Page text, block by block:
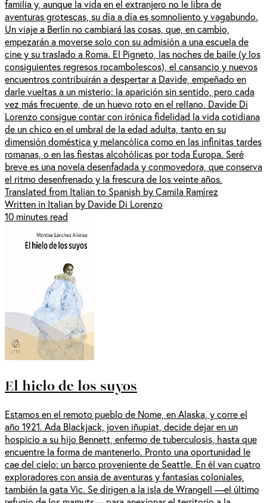
familia y, aunque la vida en el extranjero no le libra de
aventuras grotescas, su día a día es somnoliento y vagabundo.
Un viaje a Berlín no cambiará las cosas, que, en cambio,
empezarán a moverse solo con su admisión a una escuela de
cine y su traslado a Roma. El Pigneto, las noches de baile (y los
consiguientes regresos rocambolescos), el cansancio y nuevos
encuentros contribuirán a despertar a Davide, empeñado en
darle vueltas a un misterio: la aparición sin sentido, pero cada
vez más frecuente, de un huevo roto en el rellano. Davide Di
Lorenzo consigue contar con irónica fidelidad la vida cotidiana
de un chico en el umbral de la edad adulta, tanto en su
dimensión doméstica y melancólica como en las infinitas tardes
romanas, o en las fiestas alcohólicas por toda Europa. Seré
breve es una novela desenfadada y conmovedora, que conserva
el ritmo desenfrenado y la frescura de los veinte años.
Translated from Italian to Spanish by Camila Ramírez
Written in Italian by Davide Di Lorenzo
10 minutes read
El hielo de los suyos
Estamos en el remoto pueblo de Nome, en Alaska, y corre el
año 1921. Ada Blackjack, joven iñupiat, decide dejar en un
hospicio a su hijo Bennett, enfermo de tuberculosis, hasta que
encuentre la forma de mantenerlo. Pronto una oportunidad le
cae del cielo: un barco proveniente de Seattle. En él van cuatro
exploradores con ansia de aventuras y fantasías coloniales,
también la gata Vic. Se dirigen a la isla de Wrangell —el último